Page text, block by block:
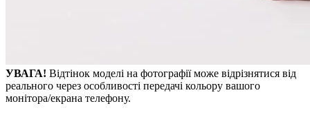
УВАГА! Відтінок моделі на фотографії може відрізнятися від
реального через особливості передачі кольору вашого
монітора/екрана телефону.